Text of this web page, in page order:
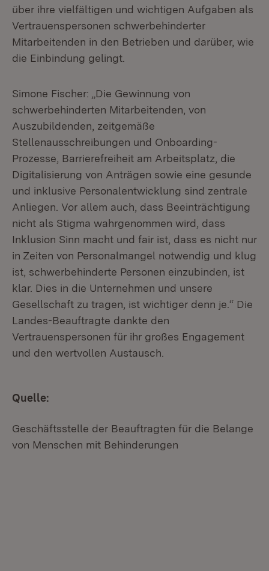
über ihre vielfältigen und wichtigen Aufgaben als
Vertrauenspersonen schwerbehinderter
Mitarbeitenden in den Betrieben und darüber, wie
die Einbindung gelingt.
Simone Fischer: „Die Gewinnung von
schwerbehinderten Mitarbeitenden, von
Auszubildenden, zeitgemäße
Stellenausschreibungen und Onboarding-
Prozesse, Barrierefreiheit am Arbeitsplatz, die
Digitalisierung von Anträgen sowie eine gesunde
und inklusive Personalentwicklung sind zentrale
Anliegen. Vor allem auch, dass Beeinträchtigung
nicht als Stigma wahrgenommen wird, dass
Inklusion Sinn macht und fair ist, dass es nicht nur
in Zeiten von Personalmangel notwendig und klug
ist, schwerbehinderte Personen einzubinden, ist
klar. Dies in die Unternehmen und unsere
Gesellschaft zu tragen, ist wichtiger denn je.“ Die
Landes-Beauftragte dankte den
Vertrauenspersonen für ihr großes Engagement
und den wertvollen Austausch.
Quelle:
Geschäftsstelle der Beauftragten für die Belange
von Menschen mit Behinderungen